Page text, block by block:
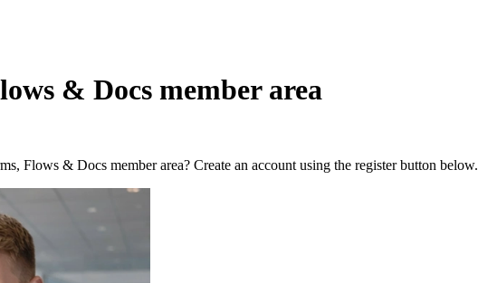
& Docs member area
Flows & Docs member area? Create an account using the register button below.